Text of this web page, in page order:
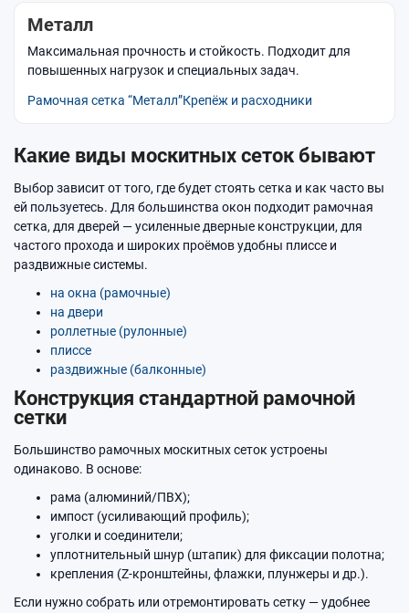
Металл
Максимальная прочность и стойкость. Подходит для
повышенных нагрузок и специальных задач.
Рамочная сетка “Металл”Крепёж и расходники
Какие виды москитных сеток бывают
Выбор зависит от того, где будет стоять сетка и как часто вы
ей пользуетесь. Для большинства окон подходит рамочная
сетка, для дверей — усиленные дверные конструкции, для
частого прохода и широких проёмов удобны плиссе и
раздвижные системы.
на окна (рамочные)
на двери
роллетные (рулонные)
плиссе
раздвижные (балконные)
Конструкция стандартной рамочной
сетки
Большинство рамочных москитных сеток устроены
одинаково. В основе:
рама (алюминий/ПВХ);
импост (усиливающий профиль);
уголки и соединители;
уплотнительный шнур (штапик) для фиксации полотна;
крепления (Z-кронштейны, флажки, плунжеры и др.).
Если нужно собрать или отремонтировать сетку — удобнее